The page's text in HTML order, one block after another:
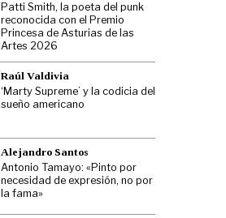
Patti Smith, la poeta del punk
reconocida con el Premio
Princesa de Asturias de las
Artes 2026
Raúl Valdivia
‘Marty Supreme’ y la codicia del
sueño americano
Alejandro Santos
Antonio Tamayo: «Pinto por
necesidad de expresión, no por
la fama»